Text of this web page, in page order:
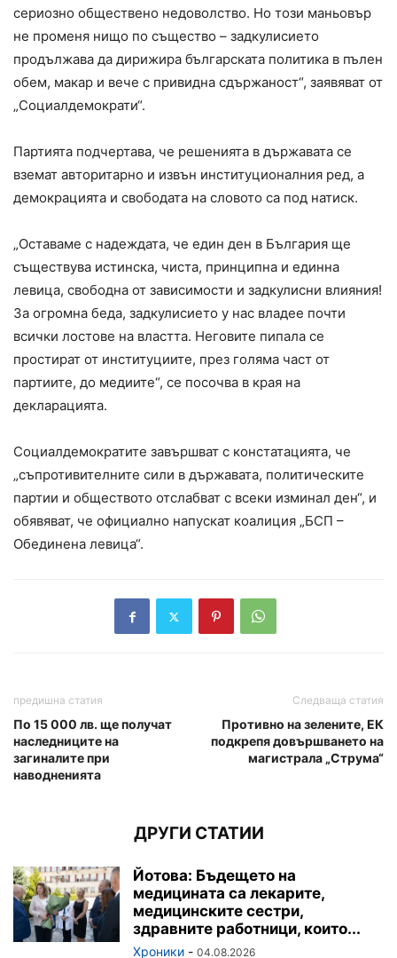
сериозно обществено недоволство. Но този маньовър
не променя нищо по същество – задкулисието
продължава да дирижира българската политика в пълен
обем, макар и вече с привидна сдържаност“, заявяват от
„Социалдемократи“.
Партията подчертава, че решенията в държавата се
вземат авторитарно и извън институционалния ред, а
демокрацията и свободата на словото са под натиск.
„Оставаме с надеждата, че един ден в България ще
съществува истинска, чиста, принципна и единна
левица, свободна от зависимости и задкулисни влияния!
За огромна беда, задкулисието у нас владее почти
всички лостове на властта. Неговите пипала се
простират от институциите, през голяма част от
партиите, до медиите“, се посочва в края на
декларацията.
Социалдемократите завършват с констатацията, че
„съпротивителните сили в държавата, политическите
партии и обществото отслабват с всеки изминал ден“, и
обявяват, че официално напускат коалиция „БСП –
Обединена левица“.
предишна статия
По 15 000 лв. ще получат
наследниците на
загиналите при
наводненията
Следваща статия
Противно на зелените, ЕК
подкрепя довършването на
магистрала „Струма“
ДРУГИ СТАТИИ
Йотова: Бъдещето на
медицината са лекарите,
медицинските сестри,
здравните работници, които...
Хроники - 04.08.2026